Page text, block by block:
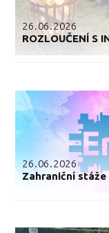
26.06.2026
ROZLOUČENÍ S
26.06.2026
Zahraniční stáže